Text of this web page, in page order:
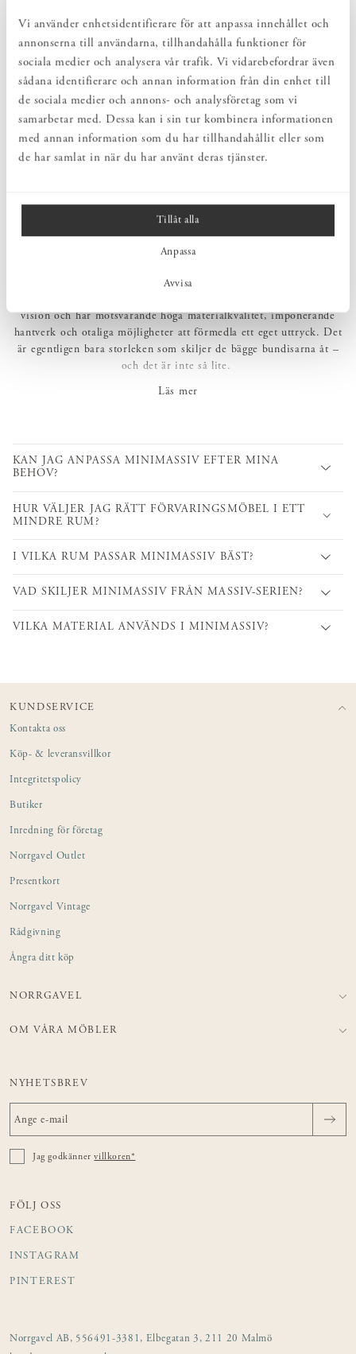
Vi använder enhetsidentifierare för att anpassa innehållet och
annonserna till användarna, tillhandahålla funktioner för
sociala medier och analysera vår trafik. Vi vidarebefordrar även
sådana identifierare och annan information från din enhet till
de sociala medier och annons- och analysföretag som vi
samarbetar med. Dessa kan i sin tur kombinera informationen
med annan information som du har tillhandahållit eller som
de har samlat in när du har använt deras tjänster.
Tillåt alla
Anpassa
Avvisa
MINIMASSIV BYRÅ H4+/M1
Enl. bild : Pris: 15 550 kr
15 550 kr
7av7produkter
Möbelserien miniMassiv är sprungen ur klassiska Massiv
vision och har motsvarande höga materialkvalitet, imponerande
hantverk och otaliga möjligheter att förmedla ett eget uttryck. Det
är egentligen bara storleken som skiljer de bägge bundisarna åt –
och det är inte så lite.
Att möblera med miniMassiv kan paradoxalt skapa känslan av
detalj och dessutom bidrar till att skapa tydliga och vackra rum i
hemmet. Passar lika bra i hallen, sovrummet, vardagsrummet,
I förvaringsserien miniMassiv ingår byrå, skänk &
Läs mer
KAN JAG ANPASSA MINIMASSIV EFTER MINA
BEHOV?
HUR VÄLJER JAG RÄTT FÖRVARINGSMÖBEL I ETT
MINDRE RUM?
I VILKA RUM PASSAR MINIMASSIV BÄST?
VAD SKILJER MINIMASSIV FRÅN MASSIV-SERIEN?
VILKA MATERIAL ANVÄNDS I MINIMASSIV?
KUNDSERVICE
Kontakta oss
Köp- & leveransvillkor
Integritetspolicy
Butiker
Inredning för företag
Norrgavel Outlet
Presentkort
Norrgavel Vintage
Rådgivning
Ångra ditt köp
NORRGAVEL
OM VÅRA MÖBLER
NYHETSBREV
Jag godkännervillkoren*
FÖLJ OSS
FACEBOOK
INSTAGRAM
PINTEREST
Norrgavel AB, 556491-3381, Elbegatan 3, 211 20 Malmö